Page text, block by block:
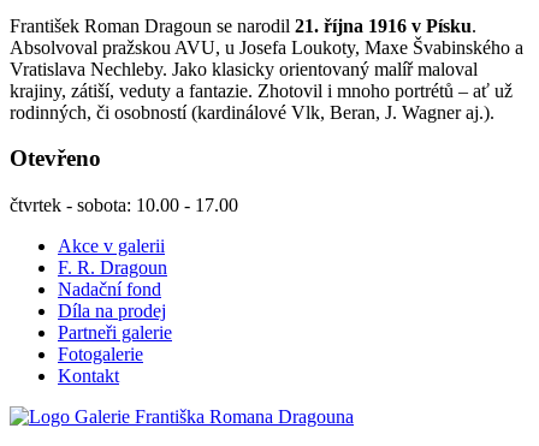
František Roman Dragoun se narodil 21. října 1916 v Písku.
Absolvoval pražskou AVU, u Josefa Loukoty, Maxe Švabinského a
Vratislava Nechleby. Jako klasicky orientovaný malíř maloval
krajiny, zátiší, veduty a fantazie. Zhotovil i mnoho portrétů – ať už
rodinných, či osobností (kardinálové Vlk, Beran, J. Wagner aj.).
Otevřeno
čtvrtek - sobota: 10.00 - 17.00
Akce v galerii
F. R. Dragoun
Nadační fond
Díla na prodej
Partneři galerie
Fotogalerie
Kontakt